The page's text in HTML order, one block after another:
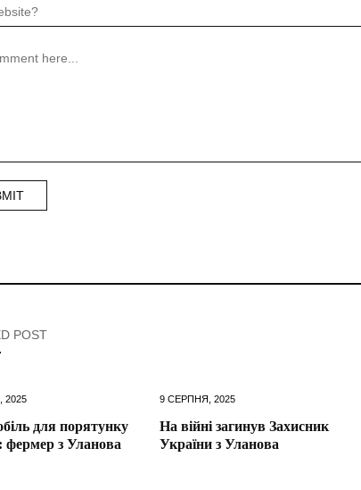
POST
2025
для порятунку
фермер з Уланова
9 СЕРПНЯ, 2025
На війні загинув Захисник
України з Уланова